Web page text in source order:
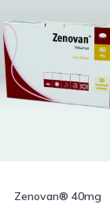
Zenovan® 40mg